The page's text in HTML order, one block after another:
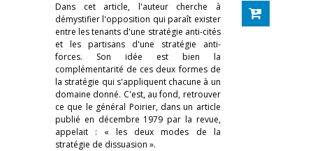
Dans cet article, l'auteur cherche à
démystifier l'opposition qui paraît exister
entre les tenants d'une stratégie anti-cités
et les partisans d'une stratégie anti-
forces. Son idée est bien la
complémentarité de ces deux formes de
la stratégie qui s'appliquent chacune à un
domaine donné. C'est, au fond, retrouver
ce que le général Poirier, dans un article
publié en décembre 1979 par la revue,
appelait : « les deux modes de la
stratégie de dissuasion ».